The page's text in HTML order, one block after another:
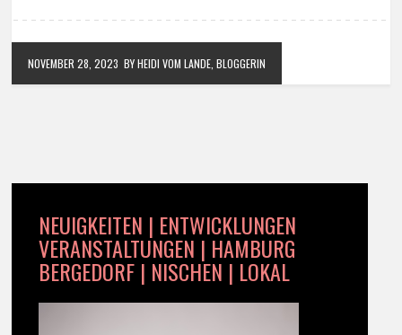
NOVEMBER 28, 2023 BY HEIDI VOM LANDE, BLOGGERIN
NEUIGKEITEN | ENTWICKLUNGEN
VERANSTALTUNGEN | HAMBURG
BERGEDORF | NISCHEN | LOKAL